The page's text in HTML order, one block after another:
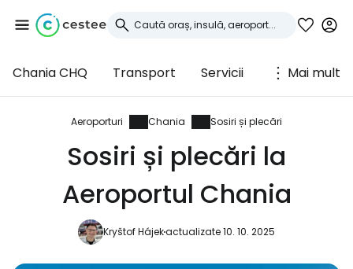
Chania CHQ Transport Servicii Mai mult
Aeroporturi Chania Sosiri și plecări
Sosiri și plecări la
Aeroportul Chania
Kryštof Hájekactualizate 10. 10. 2025
Conectați-vă la
Cestee
... comunitatea mondială a călătorilor
Continuați cu Google